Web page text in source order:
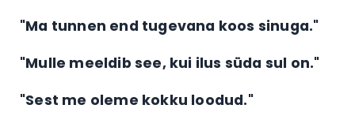
"Ma tunnen end tugevana koos sinuga."
"Mulle meeldib see, kui ilus süda sul on."
"Sest me oleme kokku loodud."